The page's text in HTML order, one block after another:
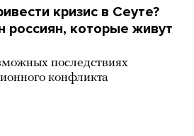
кризис в Сеуте?
россиян, которые живут
последствиях
конфликта